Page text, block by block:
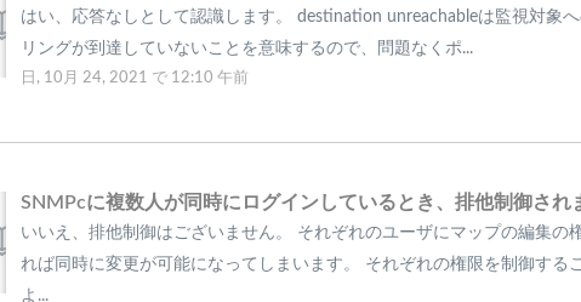
はい、応答なしとして認識します。 destination unreachableは監視対象
リングが到達していないことを意味するので、問題なくポ...
日, 10月 24, 2021 で 12:10 午前
いいえ、排他制御はございません。 それぞれのユーザにマップの編集の
れば同時に変更が可能になってしまいます。 それぞれの権限を制御する
よ...